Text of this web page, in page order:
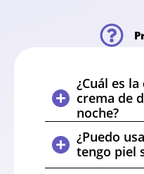
¿Cuál es
crema de
noche?
¿Puedo
tengo piel